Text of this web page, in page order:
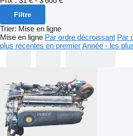
Filtre
Trier: Mise en ligne
Mise en ligne Par ordre décroissant Par
plus récentes en premierAnnée - les